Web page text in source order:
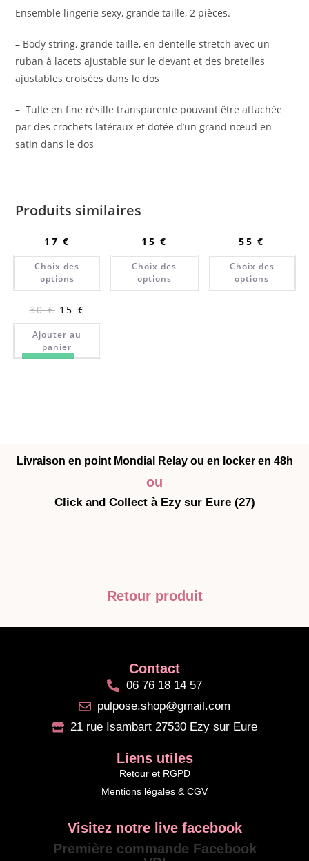
Ensemble lingerie sexy, grande taille, 2 pièces.
– Body string, grande taille, en dentelle stretch avec un
ruban à lacets ajustable sur le devant et des bretelles
ajustables croisées dans le dos
– Tulle en fine résille transparente pouvant être attachée
par des crochets latéraux et dotée d’un grand nœud en
satin dans le dos
Produits similaires
17€
Choix des
options
15€
Choix des
options
55€
Choix des
options
PROMO !
30€ 15 €
Ajouter au
panier
Livraison en point Mondial Relay ou en locker en 48h
ou
Click and Collect à Ezy sur Eure (27)
Retour produit
Contact
06 76 18 14 57
pulpose.shop@gmail.com
21 rue Isambart 27530 Ezy sur Eure
Liens utiles
Mentions légales & CGV
Retour et RGPD
Visitez notre live facebook
Première commande Facebook